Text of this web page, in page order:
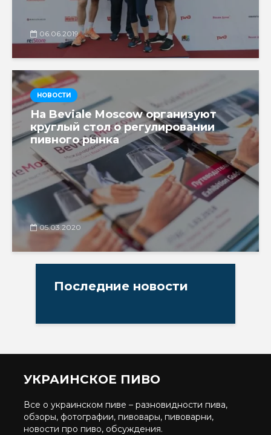
06.06.2019
НОВОСТИ
На Beviale Moscow организуют
круглый стол о регулировании
пивного рынка
05.03.2020
Последние новости
УКРАИНСКОЕ ПИВО
Все о украинском пиве – разновидности пива,
обзоры, фотографии, пивовары, пивоварни,
новости про пиво, обсуждения.